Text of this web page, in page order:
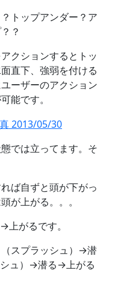
トップアンダー？ア
？
クションするとトッ
直下、強弱を付ける
ーザーのアクション
能です。
では立ってます。そ
ば自ずと頭が下がっ
が上がる。。。
がるです。
スプラッシュ）→潜
ュ）→潜る→上がる